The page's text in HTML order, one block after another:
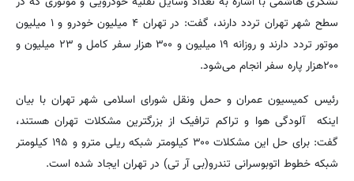
سطح شهر تهران تردد دارند، گفت: در تهران ۴ میلیون خودرو و ۱ میلیون
موتور تردد دارند و روزانه ۱۹ میلیون و ۳۰۰ هزار سفر کامل و ۲۳ میلیون و
۲۰۰هزار پاره سفر انجام می‌شود.
رئیس کمیسیون عمران و حمل ونقل شورای اسلامی شهر تهران با بیان
اینکه آلودگی هوا و تراکم ترافیک از بزرگترین مشکلات تهران هستند،
گفت: برای حل این مشکلات ۳۰۰ کیلومتر شبکه ریلی مترو و ۱۹۵ کیلومتر
شبکه خطوط اتوبوسرانی تندرو(بی آر تی) در تهران ایجاد شده است.